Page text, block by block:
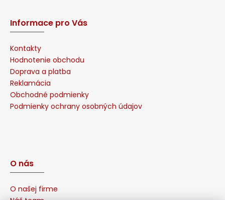
Informace pro Vás
Kontakty
Hodnotenie obchodu
Doprava a platba
Reklamácia
Obchodné podmienky
Podmienky ochrany osobných údajov
O nás
O našej firme